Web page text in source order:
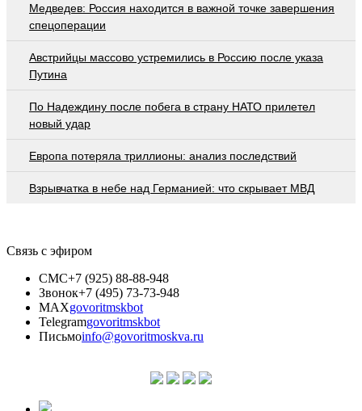
Медведев: Россия находится в важной точке завершения
спецоперации
Австрийцы массово устремились в Россию после указа
Путина
По Надеждину после побега в страну НАТО прилетел
новый удар
Европа потеряла триллионы: анализ последствий
Взрывчатка в небе над Германией: что скрывает МВД
Связь с эфиром
СМС+7 (925) 88-88-948
Звонок+7 (495) 73-73-948
MAXgovoritmskbot
Telegramgovoritmskbot
Письмоinfo@govoritmoskva.ru